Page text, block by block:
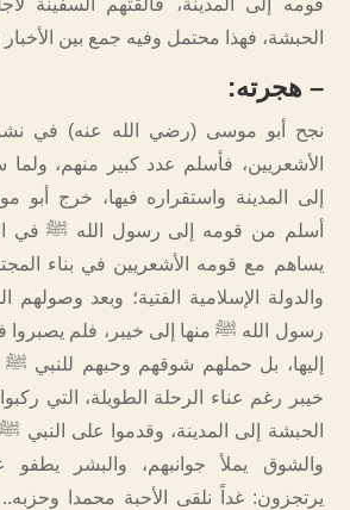
قومه إلى المدينة، فألقتهم السفينة
الحبشة، فهذا محتمل وفيه جمع بين الأخبار
–هجرته:
نجح أبو موسى (رضي الله عنه) في نشر
الأشعريين، فأسلم عدد كبير منهم،
إلى المدينة واستقراره فيها، خرج
أسلم من قومه إلى رسول الله ﷺ في
يساهم مع قومه الأشعريين في بناء
والدولة الإسلامية الفتية؛ وبعد وصولهم
رسول الله ﷺ منها إلى خيبر، فلم يصبروا
إليها، بل حملهم شوقهم وحبهم للنبي
خيبر رغم عناء الرحلة الطويلة، التي
الحبشة إلى المدينة، وقدموا على النبي
والشوق يملأ جوانبهم، والبشر
يرتجزون: غداً نلقى الأحبة محمدا